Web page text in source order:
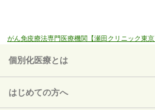
がん免疫療法専門医療機関【瀬田クリニック東
個別化医療とは
はじめての方へ